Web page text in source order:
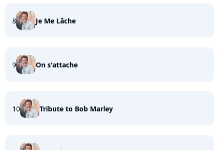
8 Je Me Lâche
9 On s'attache
10 Tribute to Bob Marley